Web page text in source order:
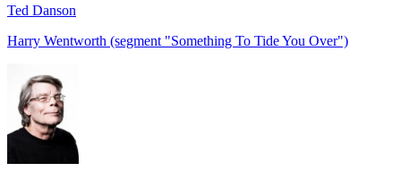
Ted Danson
Harry Wentworth (segment "Something To Tide You Over")